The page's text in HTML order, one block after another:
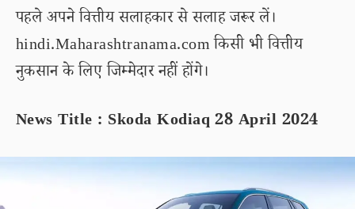
पहले अपने वित्तीय सलाहकार से सलाह जरूर लें।
hindi.Maharashtranama.com किसी भी वित्तीय
नुकसान के लिए जिम्मेदार नहीं होंगे।
News Title : Skoda Kodiaq 28 April 2024